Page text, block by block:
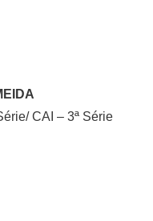
CAI – 3ª Série